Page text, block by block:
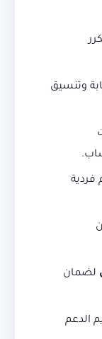
وتنسيق
لضمان
الدعم